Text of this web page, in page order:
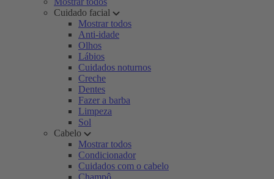
Cuidado facial
Mostrar todos
Anti-idade
Olhos
Lábios
Cuidados noturnos
Creche
Dentes
Fazer a barba
Limpeza
Sol
Cabelo
Mostrar todos
Condicionador
Cuidados com o cabelo
Champô